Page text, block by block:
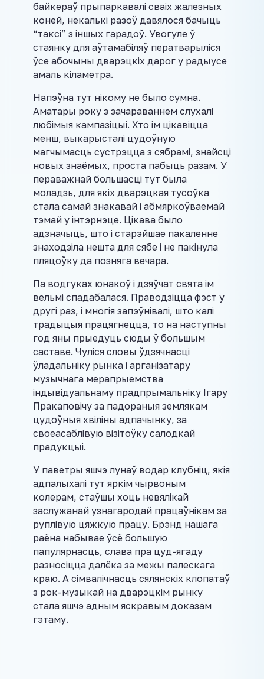
байкераў прыпаркавалі сваіх жалезных
коней, некалькі разоў давялося бачыць
“таксі” з іншых гарадоў. Увогуле ў
стаянку для аўтамабіляў ператварыліся
ўсе абочыны дварэцкіх дарог у радыусе
амаль кіламетра.
Напэўна тут нікому не было сумна.
Аматары року з зачараваннем слухалі
любімыя кампазіцыі. Хто ім цікавіцца
менш, выкарысталі цудоўную
магчымасць сустрэцца з сябрамі, знайсці
новых знаёмых, проста пабыць разам. У
пераважнай большасці тут была
моладзь, для якіх дварэцкая тусоўка
стала самай знакавай і абмяркоўваемай
тэмай у інтэрнэце. Цікава было
адзначыць, што і старэйшае пакаленне
знаходзіла нешта для сябе і не пакінула
пляцоўку да позняга вечара.
Па водгуках юнакоў і дзяўчат свята ім
вельмі спадабалася. Праводзіцца фэст у
другі раз, і многія запэўнівалі, што калі
традыцыя працягнецца, то на наступны
год яны прыедуць сюды ў большым
саставе. Чуліся словы ўдзячнасці
ўладальніку рынка і арганізатару
музычнага мерапрыемства
індывідуальнаму прадпрымальніку Ігару
Пракаповічу за падораныя землякам
цудоўныя хвіліны адпачынку, за
своеасаблівую візітоўку салодкай
прадукцыі.
У паветры яшчэ лунаў водар клубніц, якія
адпалыхалі тут яркім чырвоным
колерам, стаўшы хоць невялікай
заслужанай узнагародай працаўнікам за
руплівую цяжкую працу. Брэнд нашага
раёна набывае ўсё большую
папулярнасць, слава пра цуд-ягаду
разносіцца далёка за межы палескага
краю. А сімвалічнасць сялянскіх клопатаў
з рок-музыкай на дварэцкім рынку
стала яшчэ адным яскравым доказам
гэтаму.